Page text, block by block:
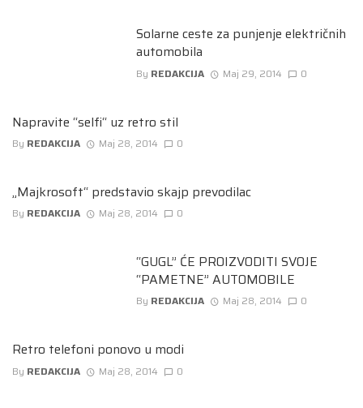
Solarne ceste za punjenje električnih
automobila
By REDAKCIJA Maj 29, 2014 0
Napravite “selfi“ uz retro stil
By REDAKCIJA Maj 28, 2014 0
„Majkrosoft“ predstavio skajp prevodilac
By REDAKCIJA Maj 28, 2014 0
“GUGL” ĆE PROIZVODITI SVOJE
“PAMETNE” AUTOMOBILE
By REDAKCIJA Maj 28, 2014 0
Retro telefoni ponovo u modi
By REDAKCIJA Maj 28, 2014 0